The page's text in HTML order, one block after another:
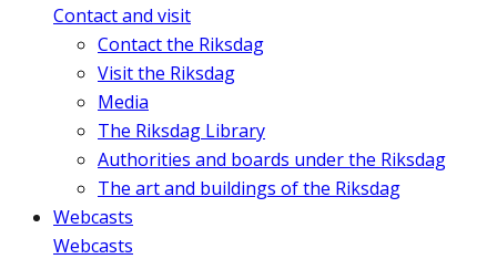
Contact and visit
Contact the Riksdag
Visit the Riksdag
Media
The Riksdag Library
Authorities and boards under the Riksdag
The art and buildings of the Riksdag
Webcasts
Webcasts